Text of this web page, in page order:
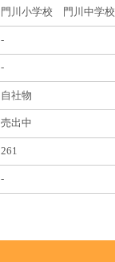
門川小学校 門川中学校
-
-
自社物
売出中
261
-